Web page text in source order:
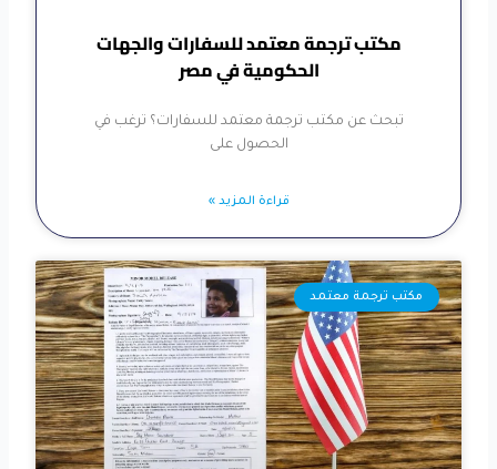
مكتب ترجمة معتمد للسفارات والجهات
الحكومية في مصر
تبحث عن مكتب ترجمة معتمد للسفارات؟ ترغب في
الحصول على
قراءة المزيد »
مكتب ترجمة معتمد